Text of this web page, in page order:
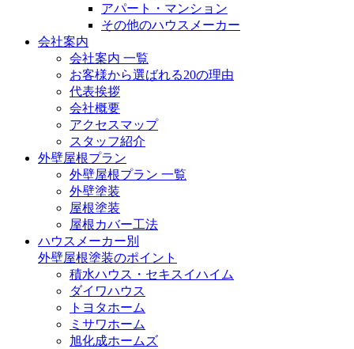
アパート・マンション
その他のハウスメーカー
会社案内
会社案内 一覧
お客様から選ばれる20の理由
代表挨拶
会社概要
アクセスマップ
スタッフ紹介
外壁屋根プラン
外壁屋根プラン 一覧
外壁塗装
屋根塗装
屋根カバー工法
ハウスメーカー別
外壁屋根塗装のポイント
積水ハウス・セキスイハイム
ダイワハウス
トヨタホーム
ミサワホーム
旭化成ホームズ